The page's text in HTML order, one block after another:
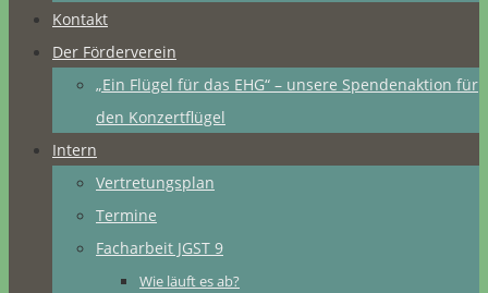
Kontakt
Der Förderverein
„Ein Flügel für das EHG“ – unsere Spendenaktion für
den Konzertflügel
Intern
Vertretungsplan
Termine
Facharbeit JGST 9
Wie läuft es ab?